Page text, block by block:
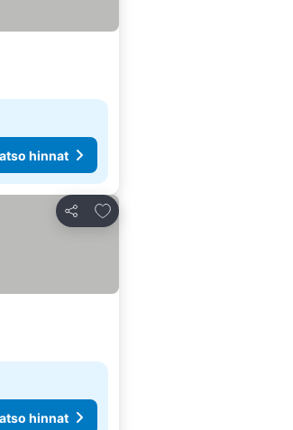
hinnat
Jaa
Lisää suosikkeihin
hinnat